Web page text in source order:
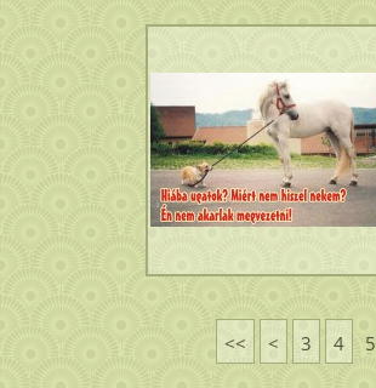
<< < 3 4 5